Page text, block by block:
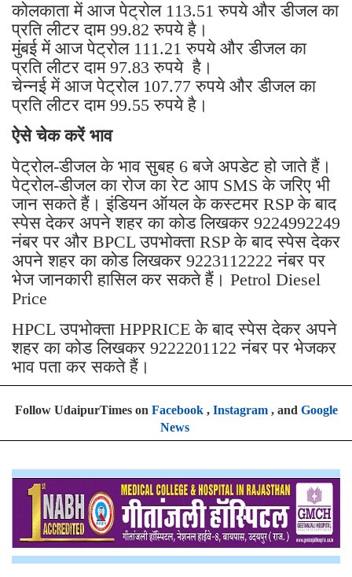
कोलकाता में आज पेट्रोल 113.51 रुपये और डीजल का
प्रति लीटर दाम 99.82 रुपये है।
मुंबई में आज पेट्रोल 111.21 रुपये और डीजल का
प्रति लीटर दाम 97.83 रुपये है।
चेन्नई में आज पेट्रोल 107.77 रुपये और डीजल का
प्रति लीटर दाम 99.55 रुपये है।
ऐसे चेक करें भाव
पेट्रोल-डीजल के भाव सुबह 6 बजे अपडेट हो जाते हैं।
पेट्रोल-डीजल का रोज का रेट आप SMS के जरिए भी
जान सकते हैं। इंडियन ऑयल के कस्टमर RSP के बाद
स्पेस देकर अपने शहर का कोड लिखकर 9224992249
नंबर पर और BPCL उपभोक्ता RSP के बाद स्पेस देकर
अपने शहर का कोड लिखकर 9223112222 नंबर पर
भेज जानकारी हासिल कर सकते हैं। Petrol Diesel
Price
HPCL उपभोक्ता HPPRICE के बाद स्पेस देकर अपने
शहर का कोड लिखकर 9222201122 नंबर पर भेजकर
भाव पता कर सकते हैं।
Follow UdaipurTimes on Facebook, Instagram, and Google
News